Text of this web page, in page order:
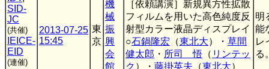
SID-
JC
(共催)
IEICE-
EID
(連催)
2013-07-25
15:45
東
京
機
械
振
興
会
館
［依頼講演］新規異方性拡散
フィルムを用いた高色純度反
射型カラー液晶ディスプレイ
○石鍋隆宏 （東北大）・ 草間
健太郎 ・ 所司 悟 （ リンテッ
ク ）・ 藤掛英夫 （東北大）
明
能
レ
る